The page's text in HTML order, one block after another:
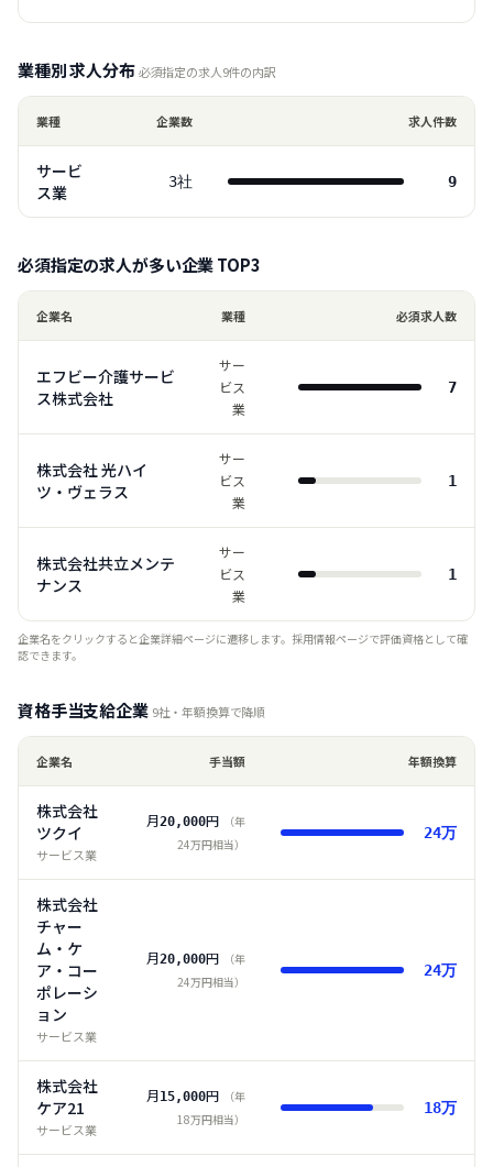
業種別 求人分布必須指定の求人9件の内訳
業種 企業数 求人件数
サービ
ス業
3社 9
必須指定の求人が多い企業 TOP3
企業名 業種 必須求人数
エフビー介護サービ
ス株式会社
サー
ビス
業
7
株式会社 光ハイ
ツ・ヴェラス
サー
ビス
業
1
株式会社共立メンテ
ナンス
サー
ビス
業
1
企業名をクリックすると企業詳細ページに遷移します。採用情報ページで評価資格として確
認できます。
資格手当支給企業 9社・年額換算で降順
企業名 手当額 年額換算
株式会社
ツクイ
サービス業
月20,000円
（年
24万円相当）
24万
株式会社
チャー
ム・ケ
ア・コー
ポレーシ
ョン
サービス業
月20,000円
（年
24万円相当）
24万
株式会社
ケア21
サービス業
月15,000円
（年
18万円相当）
18万